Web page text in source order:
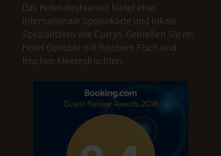
Das Hotel-Restaurant bietet eine
internationale Speisekarte und lokale
Spezialitäten wie Currys. Genießen Sie im
Hotel Gerichte mit frischem Fisch und
frischen Meeresfrüchten.